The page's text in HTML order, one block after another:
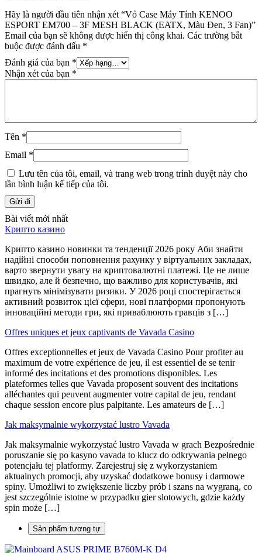
Hãy là người đầu tiên nhận xét “Vỏ Case Máy Tính KENOO
ESPORT EM700 – 3F MESH BLACK (EATX, Màu Đen, 3 Fan)”
Email của bạn sẽ không được hiển thị công khai. Các trường bắt
buộc được đánh dấu *
Đánh giá của bạn *
Nhận xét của bạn *
Tên *
Email *
Lưu tên của tôi, email, và trang web trong trình duyệt này cho
lần bình luận kế tiếp của tôi.
Bài viết mới nhất
Крипто казино
Крипто казино новинки та тенденції 2026 року Аби знайти
надійні способи поповнення рахунку у віртуальних закладах,
варто звернути увагу на криптовалютні платежі. Це не лише
швидко, але й безпечно, що важливо для користувачів, які
прагнуть мінімізувати ризики. У 2026 році спостерігається
активний розвиток цієї сфери, нові платформи пропонують
інноваційні методи гри, які приваблюють гравців з […]
Offres uniques et jeux captivants de Vavada Casino
Offres exceptionnelles et jeux de Vavada Casino Pour profiter au
maximum de votre expérience de jeu, il est essentiel de se tenir
informé des incitations et des promotions disponibles. Les
plateformes telles que Vavada proposent souvent des incitations
alléchantes qui peuvent augmenter votre capital de jeu, rendant
chaque session encore plus palpitante. Les amateurs de […]
Jak maksymalnie wykorzystać lustro Vavada
Jak maksymalnie wykorzystać lustro Vavada w grach Bezpośrednie
poruszanie się po kasyno vavada to klucz do odkrywania pełnego
potencjału tej platformy. Zarejestruj się z wykorzystaniem
aktualnych promocji, aby uzyskać dodatkowe bonusy i darmowe
spiny. Umożliwi to zwiększenie liczby prób i szans na wygraną, co
jest szczególnie istotne w przypadku gier slotowych, gdzie każdy
spin może […]
Sản phẩm tương tự